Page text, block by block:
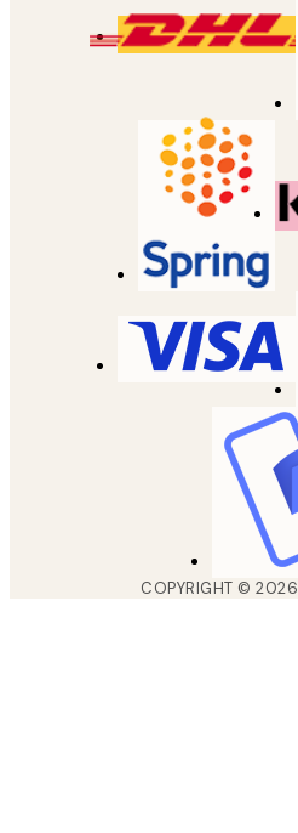
COPYRIGHT ©2026